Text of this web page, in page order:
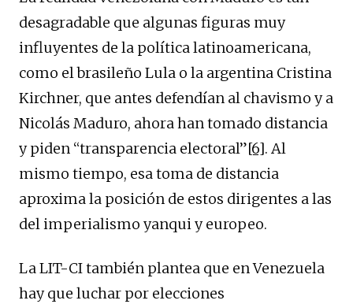
desagradable que algunas figuras muy
influyentes de la política latinoamericana,
como el brasileño Lula o la argentina Cristina
Kirchner, que antes defendían al chavismo y a
Nicolás Maduro, ahora han tomado distancia
y piden “transparencia electoral”[6]. Al
mismo tiempo, esa toma de distancia
aproxima la posición de estos dirigentes a las
del imperialismo yanqui y europeo.
La LIT-CI también plantea que en Venezuela
hay que luchar por elecciones